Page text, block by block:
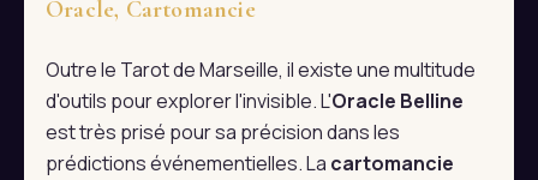
Oracle, Cartomancie
Outre le Tarot de Marseille, il existe une multitude
d'outils pour explorer l'invisible. L'Oracle Belline
est très prisé pour sa précision dans les
prédictions événementielles. La cartomancie